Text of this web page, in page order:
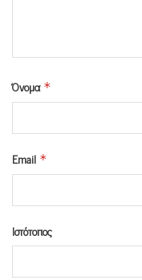
Όνομα *
Email *
Ιστότοπος